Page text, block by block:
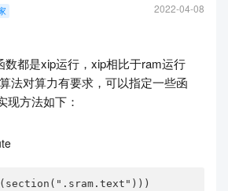
2022-04-08
数都是xip运行，xip相比于ram运行
法对算力有要求，可以指定一些函
现方法如下：